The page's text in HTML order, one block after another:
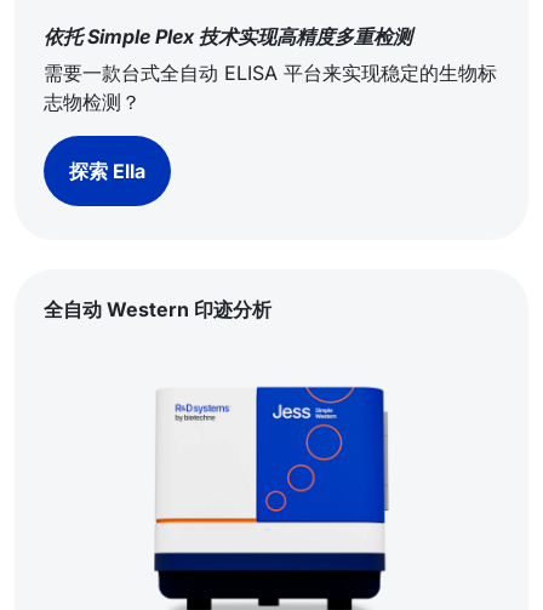
依托 Simple Plex 技术实现高精度多重检测
需要一款台式全自动 ELISA 平台来实现稳定的生物标
志物检测？
探索 Ella
全自动 Western 印迹分析